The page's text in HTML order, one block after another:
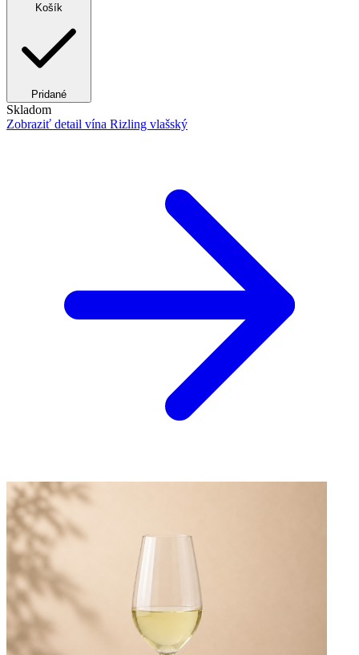
Košík
Pridané
Skladom
Zobraziť detail vína Rizling vlašský